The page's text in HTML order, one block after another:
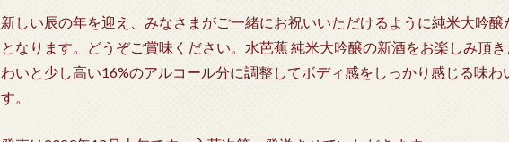
新しい辰の年を迎え、みなさまがご一緒にお祝いいただけるように純米大吟
となります。どうぞご賞味ください。水芭蕉 純米大吟醸の新酒をお楽しみ頂
わいと少し高い16%のアルコール分に調整してボディ感をしっかり感じる味わ
す。